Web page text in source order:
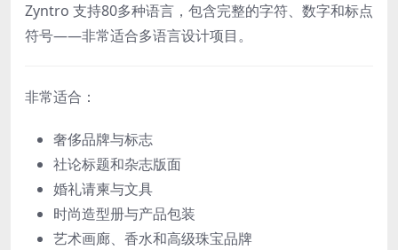
Zyntro 支持80多种语言，包含完整的字符、数字和标点
符号——非常适合多语言设计项目。
非常适合：
奢侈品牌与标志
社论标题和杂志版面
婚礼请柬与文具
时尚造型册与产品包装
艺术画廊、香水和高级珠宝品牌